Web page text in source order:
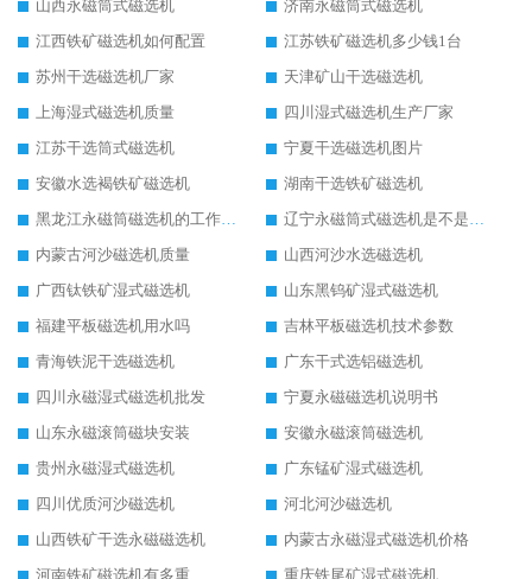
山西永磁筒式磁选机
济南永磁筒式磁选机
江西铁矿磁选机如何配置
江苏铁矿磁选机多少钱1台
苏州干选磁选机厂家
天津矿山干选磁选机
上海湿式磁选机质量
四川湿式磁选机生产厂家
江苏干选筒式磁选机
宁夏干选磁选机图片
安徽水选褐铁矿磁选机
湖南干选铁矿磁选机
黑龙江永磁筒磁选机的工作原理
辽宁永磁筒式磁选机是不是强磁
内蒙古河沙磁选机质量
山西河沙水选磁选机
广西钛铁矿湿式磁选机
山东黑钨矿湿式磁选机
福建平板磁选机用水吗
吉林平板磁选机技术参数
青海铁泥干选磁选机
广东干式选铝磁选机
四川永磁湿式磁选机批发
宁夏永磁磁选机说明书
山东永磁滚筒磁块安装
安徽永磁滚筒磁选机
贵州永磁湿式磁选机
广东锰矿湿式磁选机
四川优质河沙磁选机
河北河沙磁选机
山西铁矿干选永磁磁选机
内蒙古永磁湿式磁选机价格
河南铁矿磁选机有多重
重庆铁尾矿湿式磁选机